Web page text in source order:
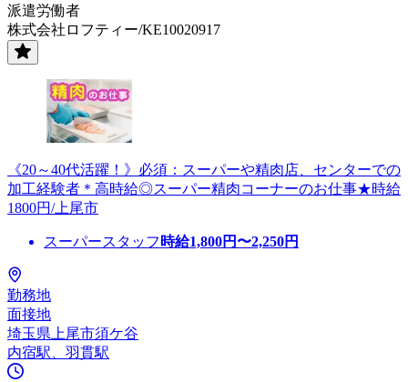
派遣労働者
株式会社ロフティー/KE10020917
《20～40代活躍！》必須：スーパーや精肉店、センターでの
加工経験者＊高時給◎スーパー精肉コーナーのお仕事★時給
1800円/上尾市
スーパースタッフ 時給1,800円〜2,250円
勤務地
面接地
埼玉県上尾市須ケ谷
内宿駅、羽貫駅